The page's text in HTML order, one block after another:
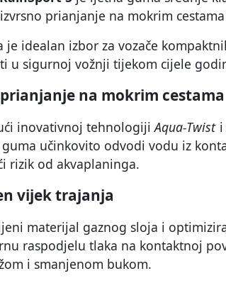
prianjanje na mokrim
je idealan izbor za vozače
u sigurnoj vožnji tijekom cijele
na mokrim cestama
inovativnoj tehnologijiAqua-Twist i
učinkovito odvodi vodu iz
rizik od akvaplaninga.
vijek trajanja
materijal gaznog sloja i
raspodjelu tlaka na kontaktnoj
i smanjenom bukom.